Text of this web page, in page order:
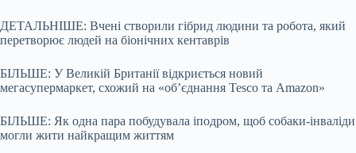
ДЕТАЛЬНІШЕ: Вчені створили гібрид людини та робота, який
перетворює людей на біонічних кентаврів
БІЛЬШЕ: У Великій Британії відкриється новий
мегасупермаркет, схожий на «об’єднання Tesco та Amazon»
БІЛЬШЕ: Як одна пара побудувала іподром, щоб собаки-інваліди
могли жити найкращим життям